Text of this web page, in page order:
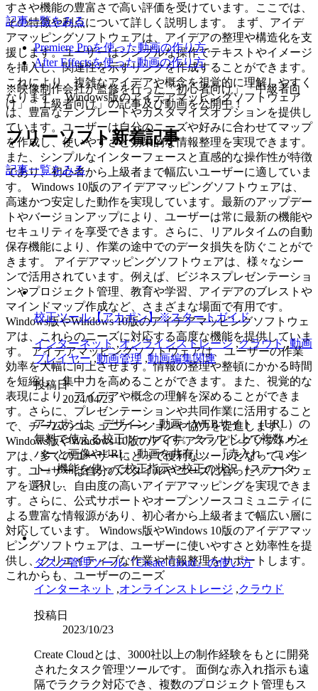
すさや機能の豊富さで高い評価を受けています。ここでは、
その特徴や利点について詳しく説明します。 まず、アイデ
アマッピングソフトウェアは、アイデアの整理や構造化を支
援します。ユーザーはシンプルな操作でテキストやイメージ
を挿入し、関連性を示すリンクを作成することができます。
これにより、複雑なアイデアや概念を視覚的に理解しやすく
なります。 Windows版のアイデアマッピングソフトウェア
は、豊富なテンプレートやカスタマイズオプションを提供し
ています。ユーザーは自分のニーズや好みに合わせてマップ
を作成し、使いやすさと効果的な情報整理を実現できます。
また、シンプルなインターフェースと直感的な操作性が特徴
であり、初心者から上級者まで幅広いユーザーに適していま
す。 Windows 10版のアイデアマッピングソフトウェアは、
高速かつ安定した動作を実現しています。最新のアップデー
トやバージョンアップにより、ユーザーは常に最新の機能や
セキュリティを享受できます。さらに、リアルタイムの自動
保存機能により、作業の途中でのデータ損失を防ぐことがで
きます。 アイデアマッピングソフトウェアは、様々なシー
ンで活用されています。例えば、ビジネスプレゼンテーショ
ンやプロジェクト管理、教育や学習、アイデアのブレストや
マインドマップ作成など、さまざまな場面で有用です。
Windows版やWindows 10版のアイデアマッピングソフトウェ
アは、これらのニーズに対応する高度な機能を提供していま
す。 アイデアマッピングソフトウェアは、ユーザーの作業
効率を大幅に向上させます。情報の整理や整頓にかかる時間
を短縮し、集中力を高めることができます。また、視覚的な
表現により、アイデアや概念の理解を深めることができま
す。さらに、プレゼンテーションや共同作業に活用すること
で、チームのコミュニケーションや協力を促進します。
Windows版やWindows 10版のアイデアマッピングソフトウェ
アは、多くのユーザーにとって便利なツールとなっていま
す。ユーザーは自分のスタイルやニーズに合ったソフトウェ
アを選択し、自由度の高いアイデアマッピングを実現できま
す。さらに、公式サポートやオープンソースコミュニティに
よる豊富な情報源があり、初心者から上級者まで幅広い層に
対応しています。 Windows版やWindows 10版のアイデアマッ
ピングソフトウェアは、ユーザーに使いやすさと効率性を提
供し、クリエイティブな作業や情報整理をサポートします。
これからも、ユーザーのニーズ
記事一覧をみる
Premiere Proを使った動画の作り方
After Effectsを使った動画の作り方
※映像制作会社が監修を行った「初心者向け」「中級者向
け」「上級者向け」の記事及び動画を公開中！
フリーソフト新着記事
記事一覧をみる
校正ツール【アカポン】※スタートガイド
インターネット ,オンラインストレージ ,クラウド,動画
プレイヤー,動画管理 ,動画編集関連
投稿日
2024/04/25
アカポンは、デザイン・動画・WEBサイト（URL）の
無料で使える校正ツールです。クラウド上で複数メン
バーと画像やURL、動画を共有し、『赤入れ・コメン
ト』機能を使って校正指示や校正の状況（ステータ
ス）...
タスク管理ツール『Create Cloud』の使い方
インターネット ,オンラインストレージ ,クラウド
投稿日
2023/10/23
Create Cloudとは、3000社以上の制作経験をもとに開発
されたタスク管理ツールです。 面倒な赤入れ指示も遠
隔でラクラク対応でき、複数のプロジェクト管理もス